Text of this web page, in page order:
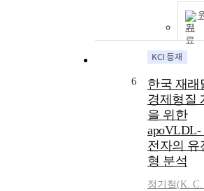
기
6
한국 재래
경제형질
을 위한
전자의 유
형 분석
정기 철(K. C.